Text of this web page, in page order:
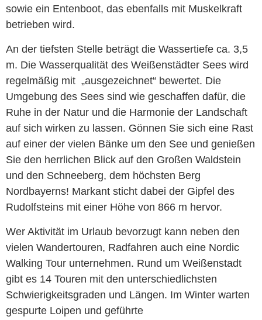
sowie ein Entenboot, das ebenfalls mit Muskelkraft
betrieben wird.
An der tiefsten Stelle beträgt die Wassertiefe ca. 3,5
m. Die Wasserqualität des Weißenstädter Sees wird
regelmäßig mit „ausgezeichnet“ bewertet. Die
Umgebung des Sees sind wie geschaffen dafür, die
Ruhe in der Natur und die Harmonie der Landschaft
auf sich wirken zu lassen. Gönnen Sie sich eine Rast
auf einer der vielen Bänke um den See und genießen
Sie den herrlichen Blick auf den Großen Waldstein
und den Schneeberg, dem höchsten Berg
Nordbayerns! Markant sticht dabei der Gipfel des
Rudolfsteins mit einer Höhe von 866 m hervor.
Wer Aktivität im Urlaub bevorzugt kann neben den
vielen Wandertouren, Radfahren auch eine Nordic
Walking Tour unternehmen. Rund um Weißenstadt
gibt es 14 Touren mit den unterschiedlichsten
Schwierigkeitsgraden und Längen. Im Winter warten
gespurte Loipen und geführte